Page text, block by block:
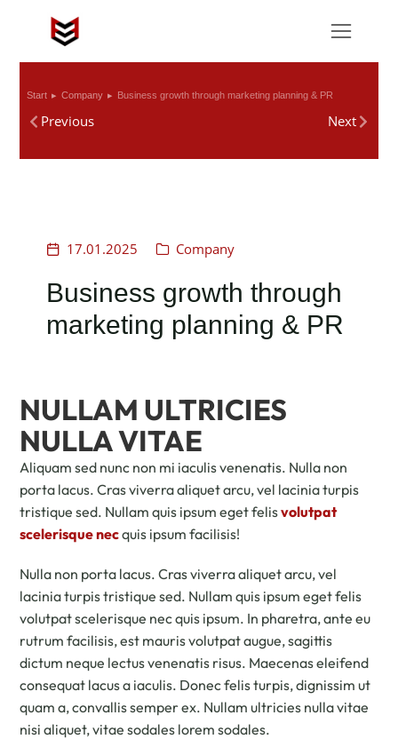
Sie befinden sich hier:
Start Company Business growth through marketing planning & PR
Previous Next
17.01.2025 Company
Business growth through
marketing planning & PR
NULLAM ULTRICIES
NULLA VITAE
Aliquam sed nunc non mi iaculis venenatis. Nulla non
porta lacus. Cras viverra aliquet arcu, vel lacinia turpis
tristique sed. Nullam quis ipsum eget felisvolutpat
scelerisque necquis ipsum facilisis!
Nulla non porta lacus. Cras viverra aliquet arcu, vel
lacinia turpis tristique sed. Nullam quis ipsum eget felis
volutpat scelerisque nec quis ipsum. In pharetra, ante eu
rutrum facilisis, est mauris volutpat augue, sagittis
dictum neque lectus venenatis risus. Maecenas eleifend
consequat lacus a iaculis. Donec felis turpis, dignissim ut
quam a, convallis semper ex. Nullam ultricies nulla vitae
nisi aliquet, vitae sodales lorem sodales.